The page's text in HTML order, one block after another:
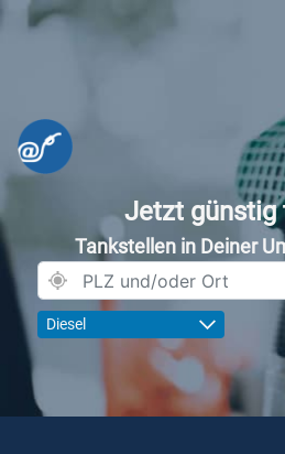
Jetzt günstig
Tankstellen in Deiner
Diesel